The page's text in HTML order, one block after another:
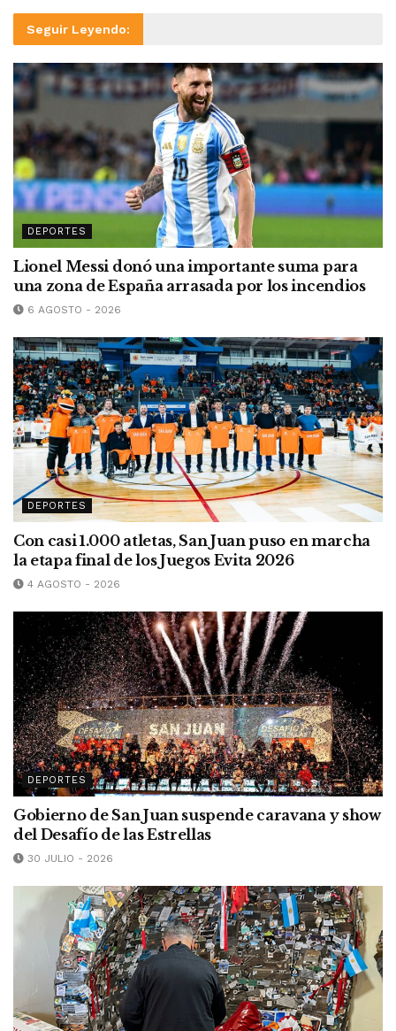
Seguir Leyendo:
DEPORTES
Lionel Messi donó una importante suma para
una zona de España arrasada por los incendios
6 AGOSTO - 2026
DEPORTES
Con casi 1.000 atletas, San Juan puso en marcha
la etapa final de los Juegos Evita 2026
4 AGOSTO - 2026
DEPORTES
Gobierno de San Juan suspende caravana y show
del Desafío de las Estrellas
30 JULIO - 2026